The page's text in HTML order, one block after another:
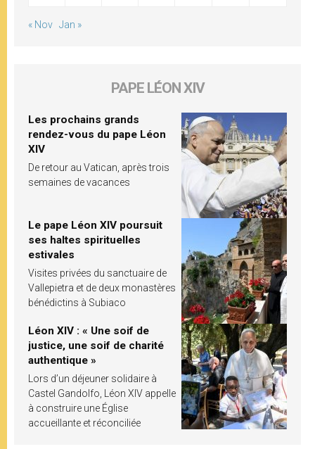
« Nov Jan »
PAPE LÉON XIV
Les prochains grands
rendez-vous du pape Léon
XIV
De retour au Vatican, après trois
semaines de vacances
Le pape Léon XIV poursuit
ses haltes spirituelles
estivales
Visites privées du sanctuaire de
Vallepietra et de deux monastères
bénédictins à Subiaco
Léon XIV : « Une soif de
justice, une soif de charité
authentique »
Lors d’un déjeuner solidaire à
Castel Gandolfo, Léon XIV appelle
à construire une Église
accueillante et réconciliée